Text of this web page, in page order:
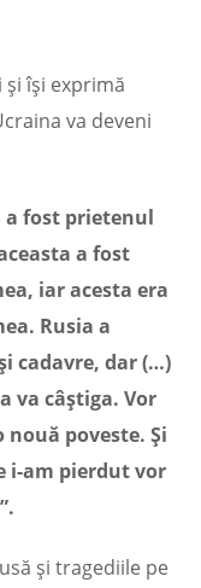
și își exprimă
va deveni
a fost prietenul
a fost
iar acesta era
Rusia a
cadavre, dar (…)
va câștiga. Vor
nouă poveste. Și
i-am pierdut vor
și tragediile pe